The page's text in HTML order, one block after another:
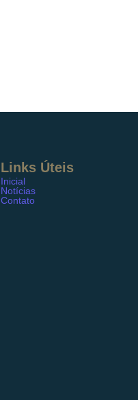
Links Úteis
Inicial
Notícias
Contato